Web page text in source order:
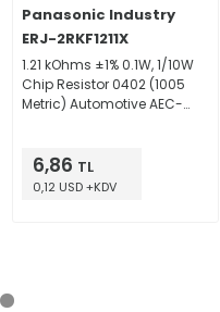
Panasonic Industry
ERJ-2RKF1211X
1.21 kOhms ±1% 0.1W, 1/10W
Chip Resistor 0402 (1005
Metric) Automotive AEC-
6,86 TL
0,12 USD +KDV